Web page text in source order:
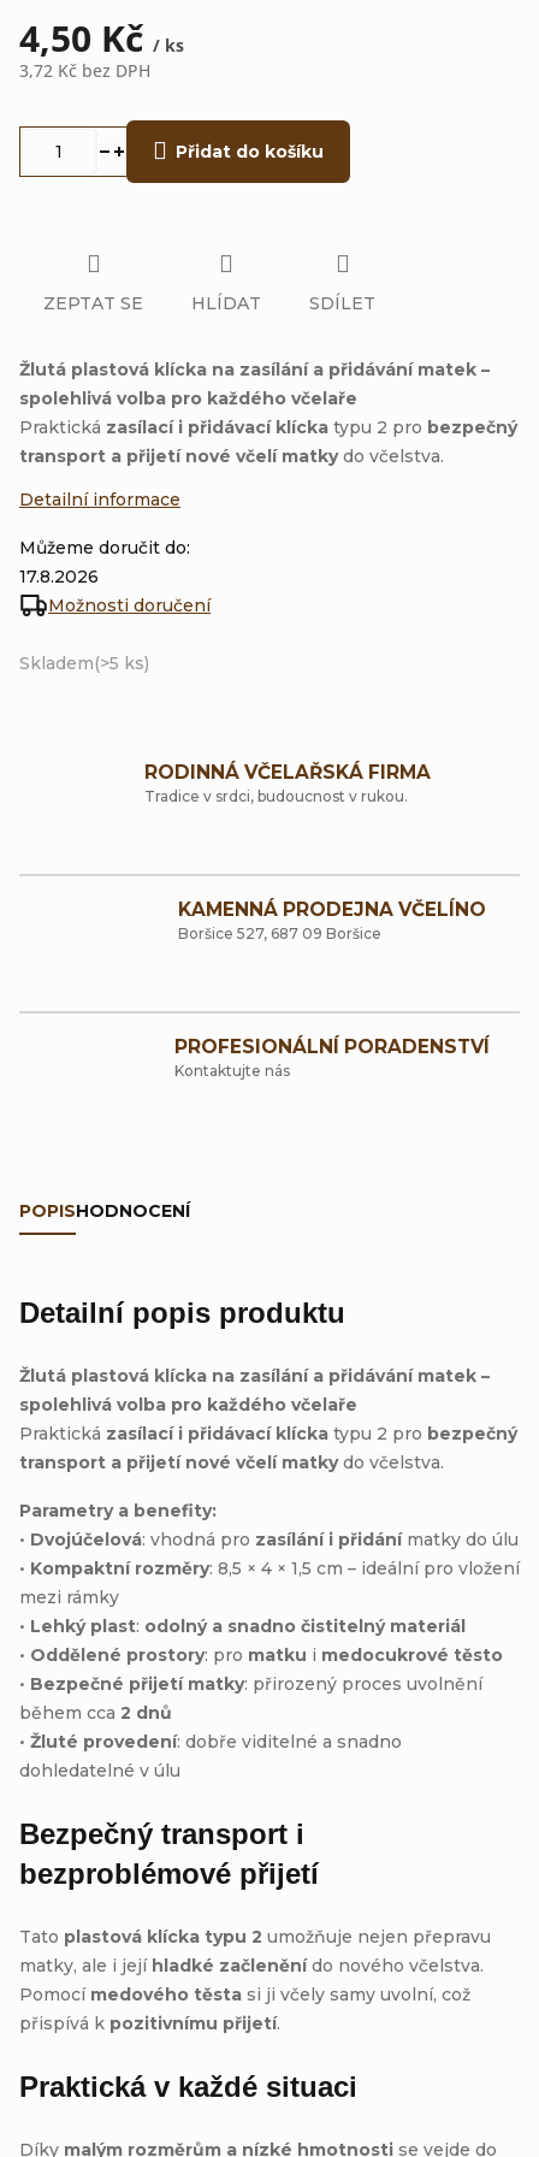
4,50 Kč / ks
3,72 Kč bez DPH
Skladem(>5 ks)
Můžeme doručit do:
17.8.2026
Možnosti doručení
Přidat do košíku
Žlutá plastová klícka na zasílání a přidávání matek –
spolehlivá volba pro každého včelaře
Praktická zasílací i přidávací klícka typu 2 pro bezpečný
transport a přijetí nové včelí matkydo včelstva.
Detailní informace
ZEPTAT SE HLÍDAT SDÍLET
RODINNÁ VČELAŘSKÁ FIRMA
Tradice v srdci, budoucnost v rukou.
KAMENNÁ PRODEJNA VČELÍNO
Boršice 527, 687 09 Boršice
PROFESIONÁLNÍ PORADENSTVÍ
Kontaktujte nás
POPISHODNOCENÍ
Detailní popis produktu
Žlutá plastová klícka na zasílání a přidávání matek –
spolehlivá volba pro každého včelaře
Praktická zasílací i přidávací klícka typu 2 pro bezpečný
transport a přijetí nové včelí matkydo včelstva.
Parametry a benefity:
• Dvojúčelová: vhodná pro zasílání i přidánímatky do úlu
• Kompaktní rozměry: 8,5 × 4 × 1,5 cm – ideální pro vložení
mezi rámky
• Lehký plast: odolný a snadno čistitelný materiál
• Oddělené prostory: pro matku i medocukrové těsto
• Bezpečné přijetí matky: přirozený proces uvolnění
během cca 2 dnů
• Žluté provedení: dobře viditelné a snadno
dohledatelné v úlu
Bezpečný transport i
bezproblémové přijetí
Tato plastová klícka typu 2 umožňuje nejen přepravu
matky, ale i její hladké začleněnído nového včelstva.
Pomocí medového těsta si ji včely samy uvolní, což
přispívá k pozitivnímu přijetí.
Praktická v každé situaci
Díky malým rozměrům a nízké hmotnosti se vejde do